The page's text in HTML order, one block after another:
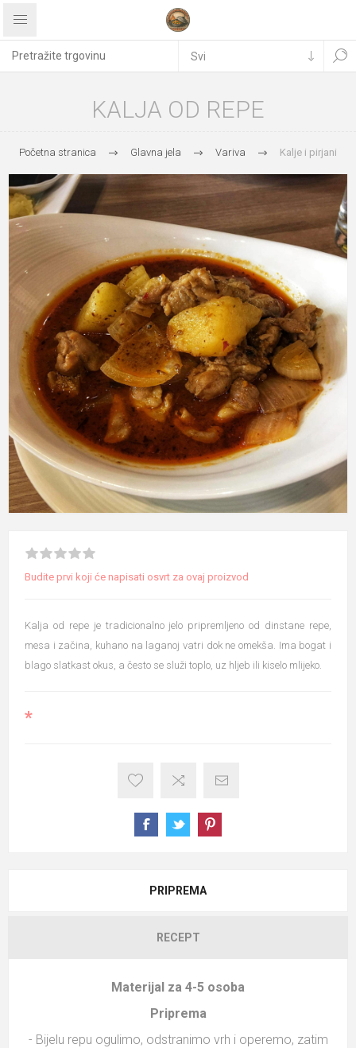
KALJA OD REPE
Početna stranica Glavna jela Variva Kalje i pirjani
Budite prvi koji će napisati osvrt za ovaj proizvod
Kalja od repe je tradicionalno jelo pripremljeno od dinstane repe,
mesa i začina, kuhano na laganoj vatri dok ne omekša. Ima bogat i
blago slatkast okus, a često se služi toplo, uz hljeb ili kiselo mlijeko.
*
PRIPREMA
RECEPT
Materijal za 4-5 osoba
Priprema
- Bijelu repu ogulimo, odstranimo vrh i operemo, zatim